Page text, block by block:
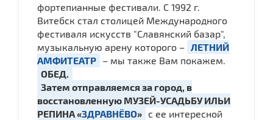
фортепианные фестивали. С 1992 г.
Витебск стал столицей Международного
фестиваля искусств "Славянский базар",
музыкальную арену которого – ЛЕТНИЙ
АМФИТЕАТР – мы также Вам покажем.
ОБЕД.
Затем отправляемся за город, в
восстановленную МУЗЕЙ-УСАДЬБУ ИЛЬИ
РЕПИНА «ЗДРАВНЁВО» с ее интересной